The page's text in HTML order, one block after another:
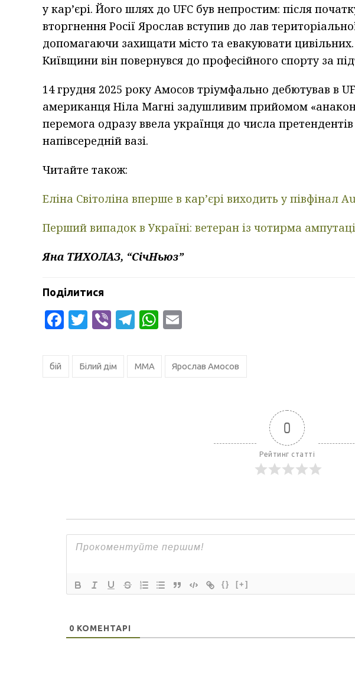
у кар’єрі. Його шлях до UFC був непростим: після
вторгнення Росії Ярослав вступив до лав
допомагаючи захищати місто та евакуювати цивільних.
Київщини він повернувся до професійного спорту за
14 грудня 2025 року Амосов тріумфально дебютував в
американця Ніла Магні задушливим прийомом
перемога одразу ввела українця до числа претендентів
напівсередній вазі.
Читайте також:
Еліна Світоліна вперше в кар’єрі виходить у півфінал
Перший випадок в Україні: ветеран із чотирма
Яна ТИХОЛАЗ, “СічНьюз”
Поділитися
Facebook
Twitter
ViberTelegram
WhatsApp
бій Білий дім ММА Ярослав Амосов
0
Рейтинг статті
{} [+]
0 КОМЕНТАРІ